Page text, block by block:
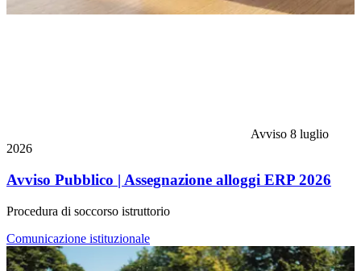
Avviso 8 luglio
2026
Avviso Pubblico | Assegnazione alloggi ERP 2026
Procedura di soccorso istruttorio
Comunicazione istituzionale